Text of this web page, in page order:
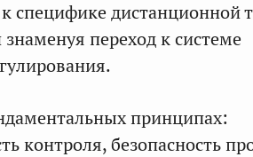
специфике дистанционной
переход к системе
принципах:
контроля, безопасность